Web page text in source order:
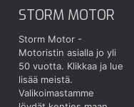
STORM MOTOR
Storm Motor -
Motoristin asialla jo yli
50 vuotta. Klikkaa ja lue
lisää meistä.
Valikoimastamme